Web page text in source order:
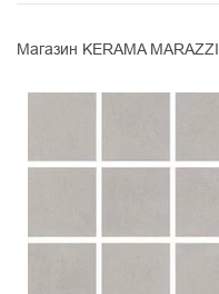
Магазин KERAMA MARAZZI